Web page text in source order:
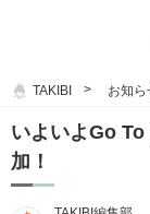
TAKIBI お知ら
いよいよGo
加！